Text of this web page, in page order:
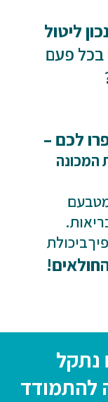
ליטול
בכל פעם
לכם –
המכונה
מטבעם
ביכולת
נתקל
להתמודד